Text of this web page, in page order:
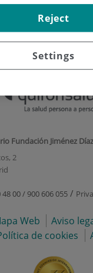
de Títulos
Fundación Jiménez Díaz
2
48 00 / 900 606 055 /
Web Aviso
de cookies
Settings
Reject